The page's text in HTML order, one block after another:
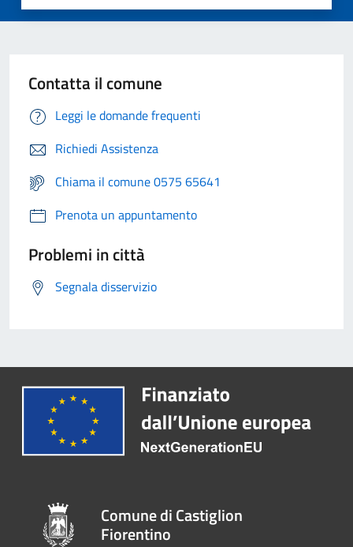
Contatta il comune
Leggi le domande frequenti
Richiedi Assistenza
Chiama il comune 0575 65641
Prenota un appuntamento
Problemi in città
Segnala disservizio
Comune di Castiglion
Fiorentino